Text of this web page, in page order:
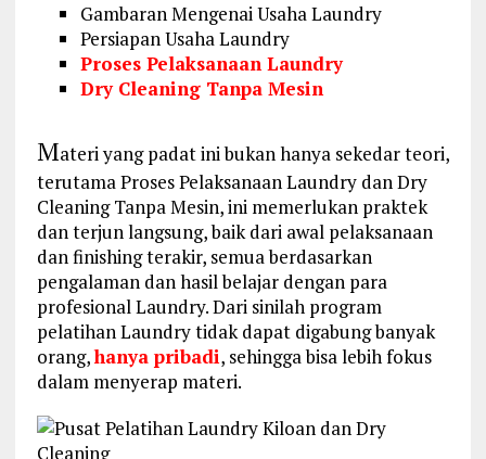
Gambaran Mengenai Usaha Laundry
Persiapan Usaha Laundry
Proses Pelaksanaan Laundry
Dry Cleaning Tanpa Mesin
Materi yang padat ini bukan hanya sekedar teori,
terutama Proses Pelaksanaan Laundry dan Dry
Cleaning Tanpa Mesin, ini memerlukan praktek
dan terjun langsung, baik dari awal pelaksanaan
dan finishing terakir, semua berdasarkan
pengalaman dan hasil belajar dengan para
profesional Laundry. Dari sinilah program
pelatihan Laundry tidak dapat digabung banyak
orang,hanya pribadi, sehingga bisa lebih fokus
dalam menyerap materi.